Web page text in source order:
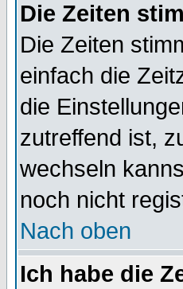
Die Zeiten
Die Zeiten
einfach die
die
zutreffend ist,
wechseln
noch nicht
Nach oben
Ich habe die